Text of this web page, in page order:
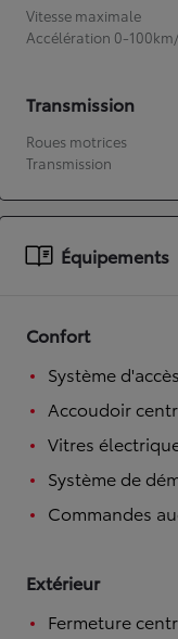
À partir de 19 700 €
Nouvelle Yaris Cross
HYBRIDE
Vitesse maximale
Accélération 0-
Transmission
Roues motrices
Transmission
Équipements
Confort
Système
Accoudoir
Vitres
Système de
Commandes
Extérieur
Fermeture